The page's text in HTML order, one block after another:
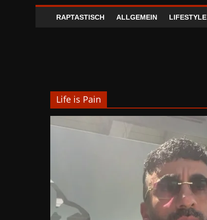
RAPTASTISCH ALLGEMEIN LIFESTYLE
Life is Pain